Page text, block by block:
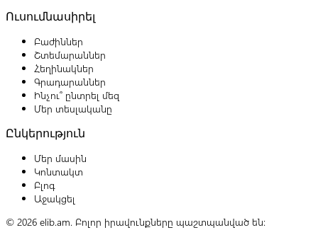
Ուսումնասիրել
Բաժիններ
Շտեմարաններ
Հեղինակներ
Գրադարաններ
Ինչու՞ ընտրել մեզ
Մեր տեսլականը
Ընկերություն
Մեր մասին
Կոնտակտ
Բլոգ
Աջակցել
© 2026 elib.am. Բոլոր իրավունքները պաշտպանված են: